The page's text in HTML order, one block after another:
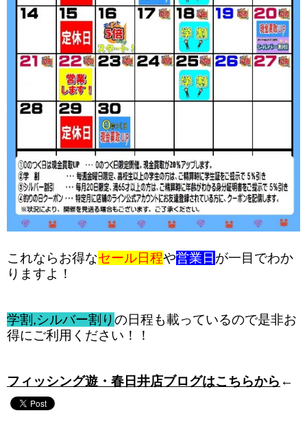
これならお得なセール日程や営業日が一目でわか
りますよ！
学割,シルバー割りの日程も載っているので是非お
得にご利用ください！！
フィッシング遊・春日井店ブログはこちらから ←